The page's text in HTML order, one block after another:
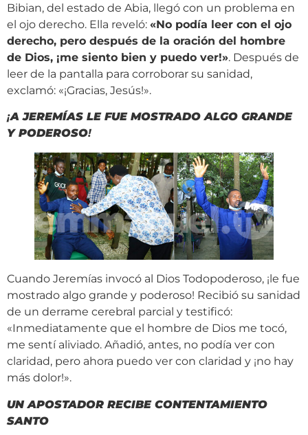
Bibian, del estado de Abia, llegó con un problema en
el ojo derecho. Ella reveló: «No podía leer con el ojo
derecho, pero después de la oración del hombre
de Dios, ¡me siento bien y puedo ver!». Después de
leer de la pantalla para corroborar su sanidad,
exclamó: «¡Gracias, Jesús!».
¡A JEREMÍAS LE FUE MOSTRADO ALGO GRANDE
Y PODEROSO!
Cuando Jeremías invocó al Dios Todopoderoso, ¡le fue
mostrado algo grande y poderoso! Recibió su sanidad
de un derrame cerebral parcial y testificó:
«Inmediatamente que el hombre de Dios me tocó,
me sentí aliviado. Añadió, antes, no podía ver con
claridad, pero ahora puedo ver con claridad y ¡no hay
más dolor!».
UN APOSTADOR RECIBE CONTENTAMIENTO
SANTO